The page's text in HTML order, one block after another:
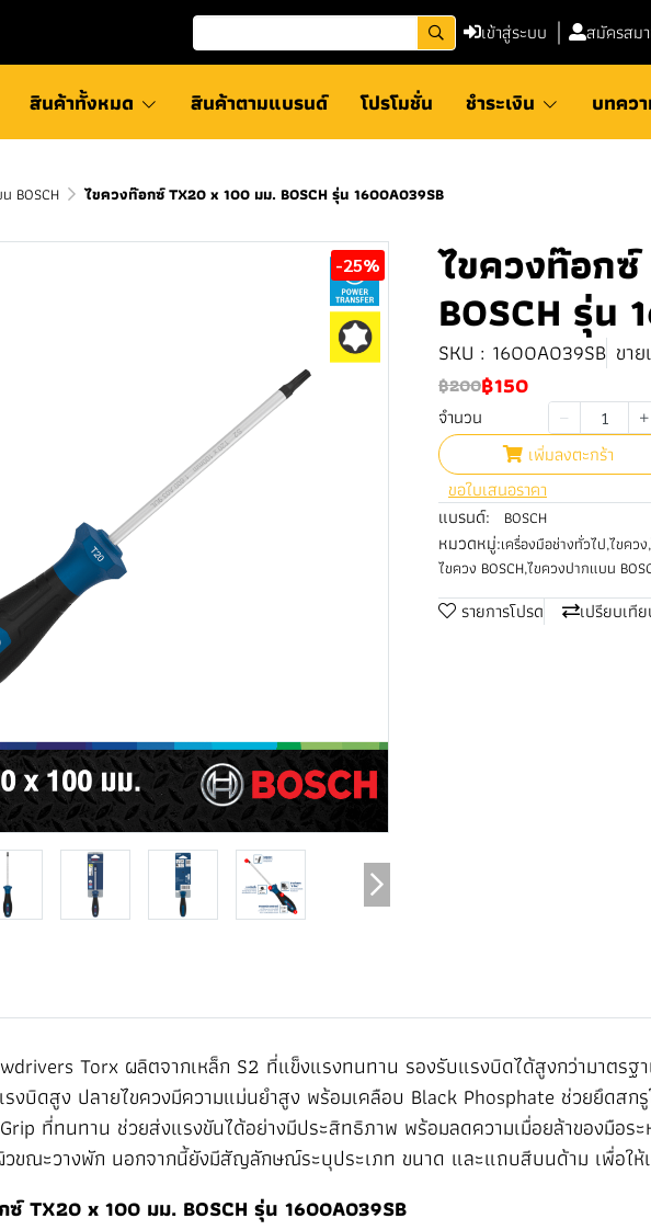
เข้าสู่ระบบ สมัครสม
สินค้าทั้งหมด สินค้าตามแบรนด์ โปรโมชั่น ชำระเงิน บทคว
BOSCH ไขควงท๊อกซ์ TX20 x 100 มม. BOSCH รุ่น 1600A039SB
-25% ไขควงท๊อก
BOSCH รุ่น
SKU : 1600A039SB ขา
฿200฿150
จำนวน
เพิ่มลงตะกร้า
ขอใบเสนอราคา
แบรนด์:
BOSCH
หมวดหมู่:เครื่องมือช่างทั่วไป,ไขควง,
ไขควง BOSCH,ไขควงปากแบน
รายการโปรด เปรียบเที
Torx ผลิตจากเหล็ก S2 ที่แข็งแรงทนทาน รองรับแรงบิดได้สูงกว่ามาตร
รงบิดสูง ปลายไขควงมีความแม่นยำสูง พร้อมเคลือบ Black Phosphate ช่วยยึดสก
ที่ทนทาน ช่วยส่งแรงขันได้อย่างมีประสิทธิภาพ พร้อมลดความเมื่อยล้าของมือระ
ขณะวางพัก นอกจากนี้ยังมีสัญลักษณ์ระบุประเภท ขนาด และแถบสีบนด้าม เพื่อให้เ
TX20 x 100 มม. BOSCH รุ่น 1600A039SB